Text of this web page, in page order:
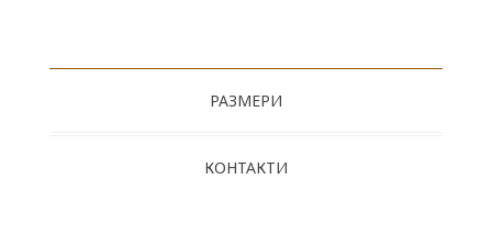
РАЗМЕРИ
КОНТАКТИ